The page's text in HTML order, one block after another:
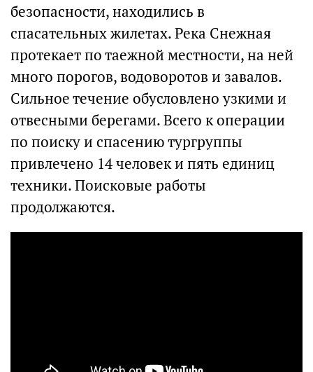
безопасности, находились в
спасательных жилетах. Река Снежная
протекает по таежной местности, на ней
много порогов, водоворотов и завалов.
Сильное течение обусловлено узкими и
отвесными берегами. Всего к операции
по поиску и спасению тургруппы
привлечено 14 человек и пять единиц
техники. Поисковые работы
продолжаются.